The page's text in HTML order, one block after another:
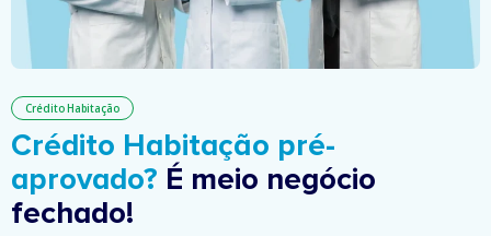
Crédito Habitação
Crédito Habitação pré-
aprovado? É meio negócio
fechado!